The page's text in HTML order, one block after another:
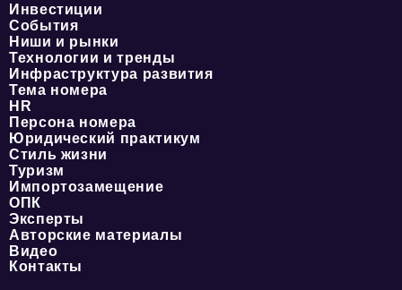
Инвестиции
События
Ниши и рынки
Технологии и тренды
Инфраструктура развития
Тема номера
HR
Персона номера
Юридический практикум
Стиль жизни
Туризм
Импортозамещение
ОПК
Эксперты
Авторские материалы
Видео
Контакты